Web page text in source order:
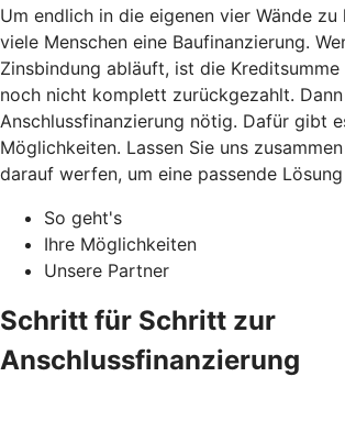
Um endlich in die eigenen vier Wände zu
viele Menschen eine Baufinanzierung.
Zinsbindung abläuft, ist die
noch nicht komplett zurückgezahlt.
Anschlussfinanzierung nötig. Dafür gibt
Möglichkeiten. Lassen Sie uns
darauf werfen, um eine passende
So geht's
Ihre Möglichkeiten
Unsere Partner
Schritt für Schritt zur
Anschlussfinanzierung